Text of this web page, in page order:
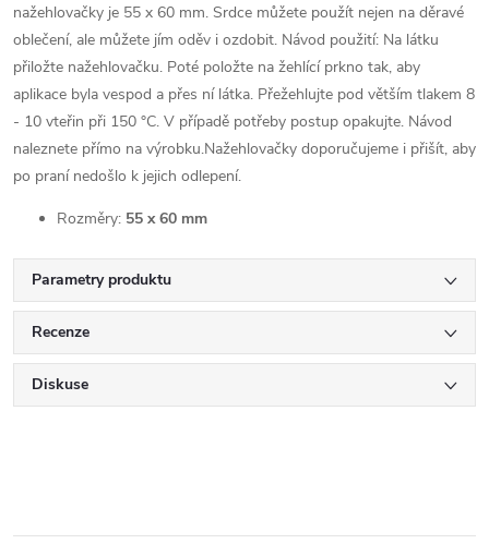
nažehlovačky je 55 x 60 mm. Srdce můžete použít nejen na děravé
oblečení, ale můžete jím oděv i ozdobit. Návod použití: Na látku
přiložte nažehlovačku. Poté položte na žehlící prkno tak, aby
aplikace byla vespod a přes ní látka. Přežehlujte pod větším tlakem 8
- 10 vteřin při 150 °C. V případě potřeby postup opakujte. Návod
naleznete přímo na výrobku.Nažehlovačky doporučujeme i přišít, aby
po praní nedošlo k jejich odlepení.
Rozměry: 55 x 60 mm
Parametry produktu
Recenze
Diskuse